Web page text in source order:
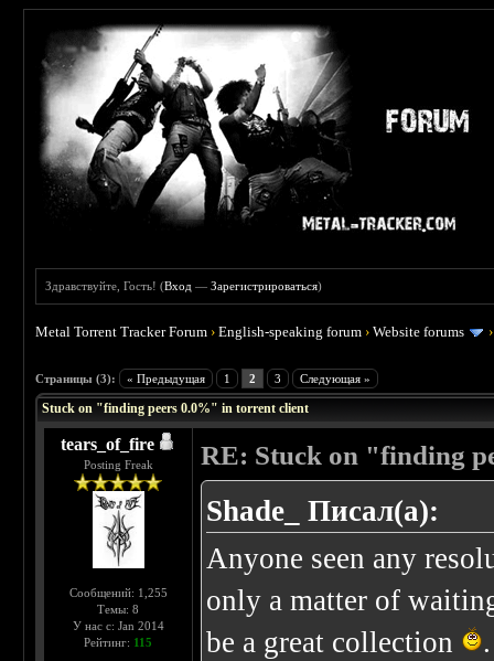
Здравствуйте, Гость! (Вход —Зарегистрироваться)
Metal Torrent Tracker Forum ›English-speaking forum ›Website forums
Страницы (3): « Предыдущая 1 2 3 Следующая »
Stuck on "finding peers 0.0%" in torrent client
tears_of_fire
Posting Freak
Сообщений: 1,255
Темы: 8
У нас с: Jan 2014
Рейтинг: 115
RE: Stuck on "finding
Shade_ Писал(а):
Anyone seen any
only a matter of
be a great collection
.